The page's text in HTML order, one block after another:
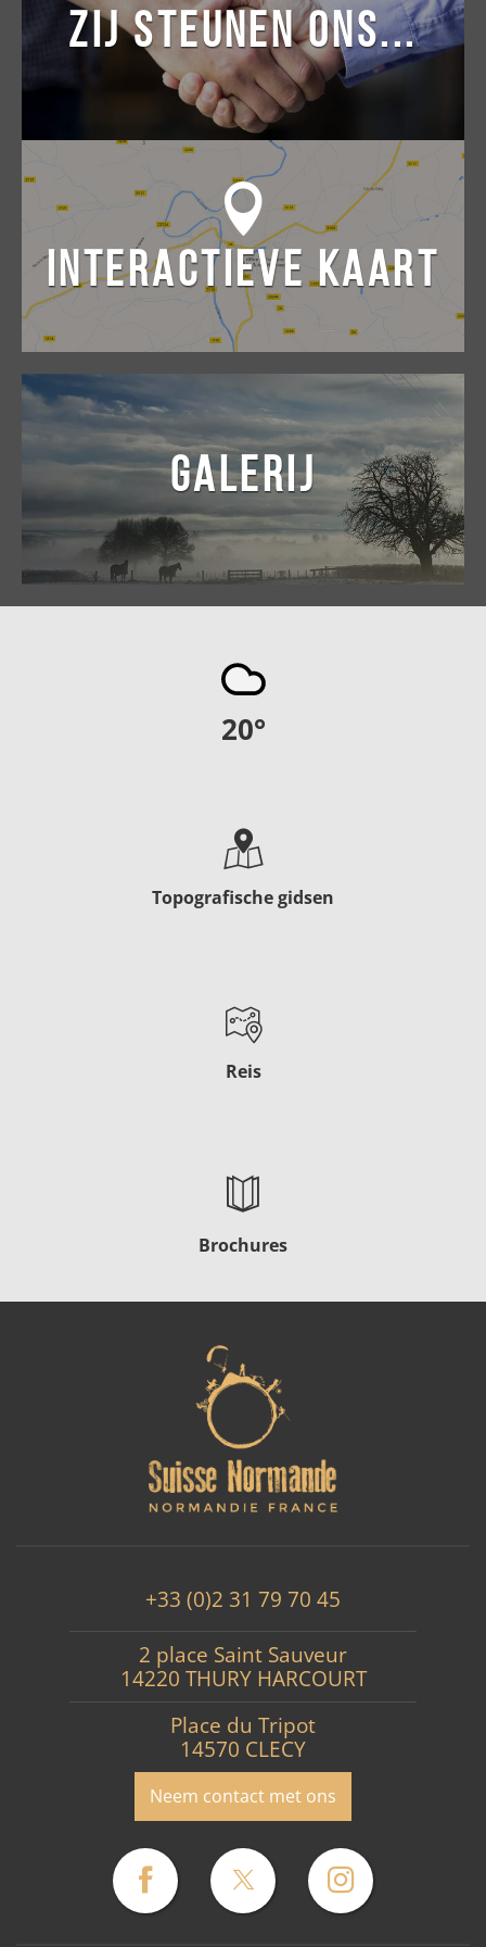
ZIJ STEUNEN ONS...
INTERACTIEVE KAART
GALERIJ
20°
Topografische gidsen
Reis
Brochures
+33 (0)2 31 79 70 45
2 place Saint Sauveur
14220 THURY HARCOURT
Place du Tripot
14570 CLECY
Neem contact met ons